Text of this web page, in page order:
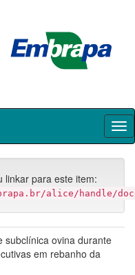
linkar para este item:
alice/handle/doc/
subclínica ovina durante
em rebanho da